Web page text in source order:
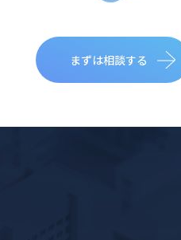
まずは相談する